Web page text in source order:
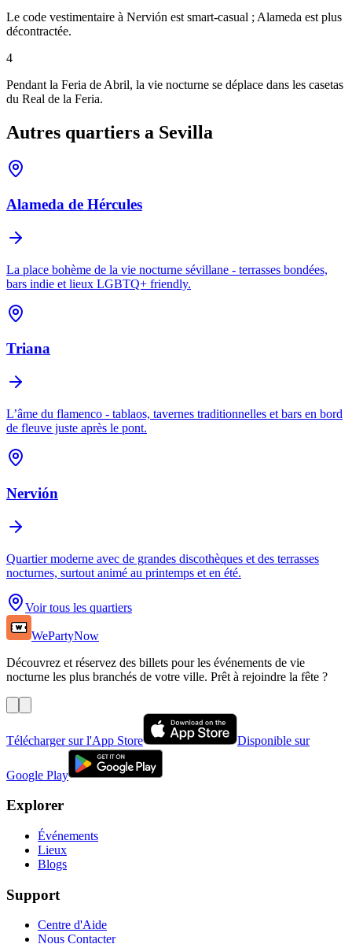
Le code vestimentaire à Nervión est smart-casual ; Alameda est plus
décontractée.
4
Pendant la Feria de Abril, la vie nocturne se déplace dans les casetas
du Real de la Feria.
Autres quartiers a Sevilla
Alameda de Hércules
La place bohème de la vie nocturne sévillane - terrasses bondées,
bars indie et lieux LGBTQ+ friendly.
Triana
L’âme du flamenco - tablaos, tavernes traditionnelles et bars en bord
de fleuve juste après le pont.
Nervión
Quartier moderne avec de grandes discothèques et des terrasses
nocturnes, surtout animé au printemps et en été.
Voir tous les quartiers
WePartyNow
Découvrez et réservez des billets pour les événements de vie
nocturne les plus branchés de votre ville. Prêt à rejoindre la fête ?
Télécharger sur l'App Store Disponible sur
Google Play
Explorer
Événements
Lieux
Blogs
Support
Centre d'Aide
Nous Contacter